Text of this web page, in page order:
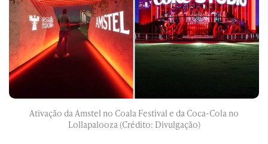
Ativação da Amstel no Coala Festival e da Coca-Cola no
Lollapalooza (Crédito: Divulgação)